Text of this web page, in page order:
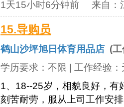
1天15小时6分钟前 来自：
15.导购员
鹤山沙坪旭日体育用品店 (
学历要求： 不限 | 工作经验：
1、18--25岁，相貌良好，有
刻苦耐劳，服从上司工作安